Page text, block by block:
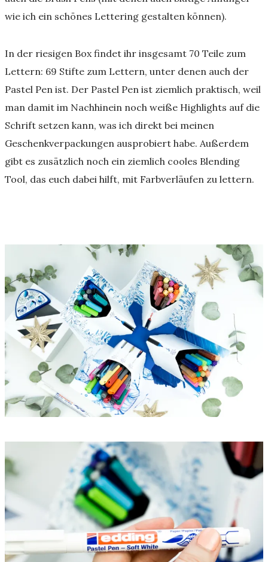
wie ich ein schönes Lettering gestalten können).
In der riesigen Box findet ihr insgesamt 70 Teile zum
Lettern: 69 Stifte zum Lettern, unter denen auch der
Pastel Pen ist. Der Pastel Pen ist ziemlich praktisch, weil
man damit im Nachhinein noch weiße Highlights auf die
Schrift setzen kann, was ich direkt bei meinen
Geschenkverpackungen ausprobiert habe. Außerdem
gibt es zusätzlich noch ein ziemlich cooles Blending
Tool, das euch dabei hilft, mit Farbverläufen zu lettern.